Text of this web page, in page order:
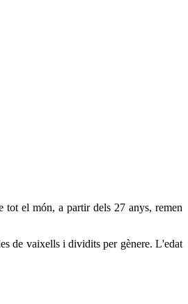
tot el món, a partir dels 27 anys, remen
de vaixells i dividits per gènere. L'edat